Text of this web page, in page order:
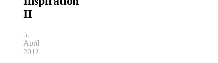
II
5.
April
2012